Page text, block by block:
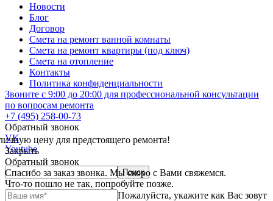
Новости
Блог
Договор
Смета на ремонт ванной комнаты
Смета на ремонт квартиры (под ключ)
Смета на отопление
Контакты
Политика конфиденциальности
Звоните с 9:00 до 20:00 для профессиональной консультации
по вопросам ремонта
+7 (495) 258-00-73
Обратный звонок
VK
Youtube
цену для предстоящего ремонта!
Закрыть
Обратный звонок
Спасибо за заказ звонка. Мы скоро с Вами свяжемся.
Что-то пошло не так, попробуйте позже.
Пожалуйста, укажите как Вас зовут